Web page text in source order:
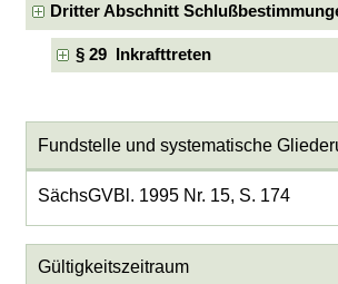
Dritter Abschnitt
§ 29 Inkrafttreten
Fundstelle und systematische
SächsGVBl. 1995 Nr. 15, S. 174
Gültigkeitszeitraum